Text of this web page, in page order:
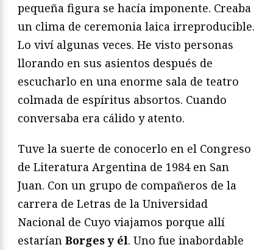
pequeña figura se hacía imponente. Creaba
un clima de ceremonia laica irreproducible.
Lo viví algunas veces. He visto personas
llorando en sus asientos después de
escucharlo en una enorme sala de teatro
colmada de espíritus absortos. Cuando
conversaba era cálido y atento.
Tuve la suerte de conocerlo en el Congreso
de Literatura Argentina de 1984 en San
Juan. Con un grupo de compañeros de la
carrera de Letras de la Universidad
Nacional de Cuyo viajamos porque allí
estarían Borges y él. Uno fue inabordable